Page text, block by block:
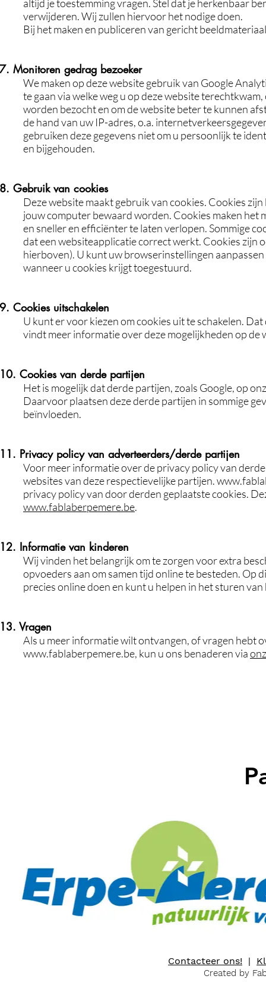
altijd je toestemming vragen. Stel dat je herkenbaar
verwijderen. Wij zullen hiervoor het nodige doen.
Bij het maken en publiceren van gericht
7. Monitoren gedrag bezoeker
We maken op deze website gebruik van Google
te gaan via welke weg u op deze website
worden bezocht en om de website beter te kunnen
de hand van uw IP-adres, o.a.
gebruiken deze gegevens niet om u persoonlijk te
en bijgehouden.
8. Gebruik van cookies
Deze website maakt gebruik van cookies. Cookies
jouw computer bewaard worden. Cookies maken het
en sneller en efficiënter te laten verlopen. Sommige
dat een websiteapplicatie correct werkt. Cookies zijn
hierboven). U kunt uw browserinstellingen
wanneer u cookies krijgt toegestuurd.
9. Cookies uitschakelen
U kunt er voor kiezen om cookies uit te schakelen.
vindt meer informatie over deze mogelijkheden op de
10. Cookies van derde partijen
Het is mogelijk dat derde partijen, zoals Google, op
Daarvoor plaatsen deze derde partijen in sommige
beïnvloeden.
11. Privacy policy van adverteerders/derde partijen
Voor meer informatie over de privacy policy van
websites van deze respectievelijke partijen.
privacy policy van door derden geplaatste cookies.
www.fablaberpemere.be.
12. Informatie van kinderen
Wij vinden het belangrijk om te zorgen voor extra
opvoeders aan om samen tijd online te besteden. Op
precies online doen en kunt u helpen in het sturen van
13. Vragen
Als u meer informatie wilt ontvangen, of vragen hebt
www.fablaberpemere.be, kun u ons benaderen via
Contacteer ons! |
Created by